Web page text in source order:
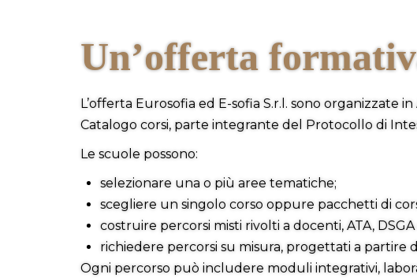
Un’offerta
L’offerta Eurosofia ed E-sofia S.r.l. sono
Catalogo corsi, parte integrante del Protocollo di
Le scuole possono:
selezionare una o più aree tematiche;
scegliere un singolo corso oppure pacchetti di
costruire percorsi misti rivolti a docenti, ATA,
richiedere percorsi su misura, progettati a partire
Ogni percorso può includere moduli integrativi,